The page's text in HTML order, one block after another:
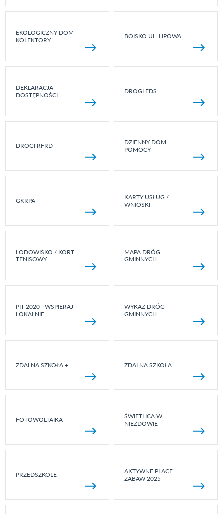
EKOLOGICZNY DOM -
KOLEKTORY
BOISKO UL. LIPOWA
DEKLARACJA
DOSTĘPNOŚCI
DROGI FDS
DROGI RFRD
DZIENNY DOM
POMOCY
GKRPA
KARTY USŁUG /
WNIOSKI
LODOWISKO / KORT
TENISOWY
MAPA DRÓG
GMINNYCH
PIT 2020 - WSPIERAJ
LOKALNIE
WYKAZ DRÓG
GMINNYCH
ZDALNA SZKOŁA + ZDALNA SZKOŁA
FOTOWOLTAIKA
ŚWIETLICA W
NIEZDOWIE
PRZEDSZKOLE
AKTYWNE PLACE
ZABAW 2025